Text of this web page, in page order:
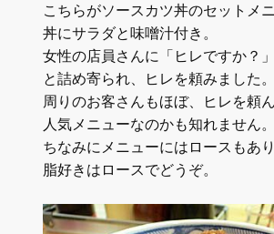
こちらがソースカツ丼のセットメ
丼にサラダと味噌汁付き。
女性の店員さんに「ヒレですか？」
と詰め寄られ、ヒレを頼みました。
周りのお客さんもほぼ、ヒレを頼
人気メニューなのかも知れません。
ちなみにメニューにはロースもあ
脂好きはロースでどうぞ。